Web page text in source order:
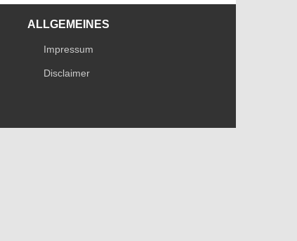
ALLGEMEINES
Impressum
Disclaimer